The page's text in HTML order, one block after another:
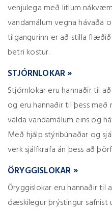
venjulega með litlum
vandamálum vegna hávaða
tilgangurinn er að stilla
betri kostur.
STJÓRNLOKAR »
Stjórnlokar eru hannaðir til
og eru hannaðir til þess með
valda vandamálum eins og
Með hjálp stýribúnaðar og
verk sjálfkrafa án þess að
ÖRYGGISLOKAR »
Öryggislokar eru hannaðir til
óæskilegur þrýstingur safnist